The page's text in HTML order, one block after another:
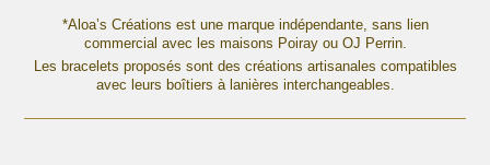
être
choisies
sur
la
peuvent
être
choisies
sur
la
*Aloa’s Créations est une marque indépendante, sans lien
commercial avec les maisons Poiray ou OJ Perrin.
Les bracelets proposés sont des créations artisanales compatibles
avec leurs boîtiers à lanières interchangeables.